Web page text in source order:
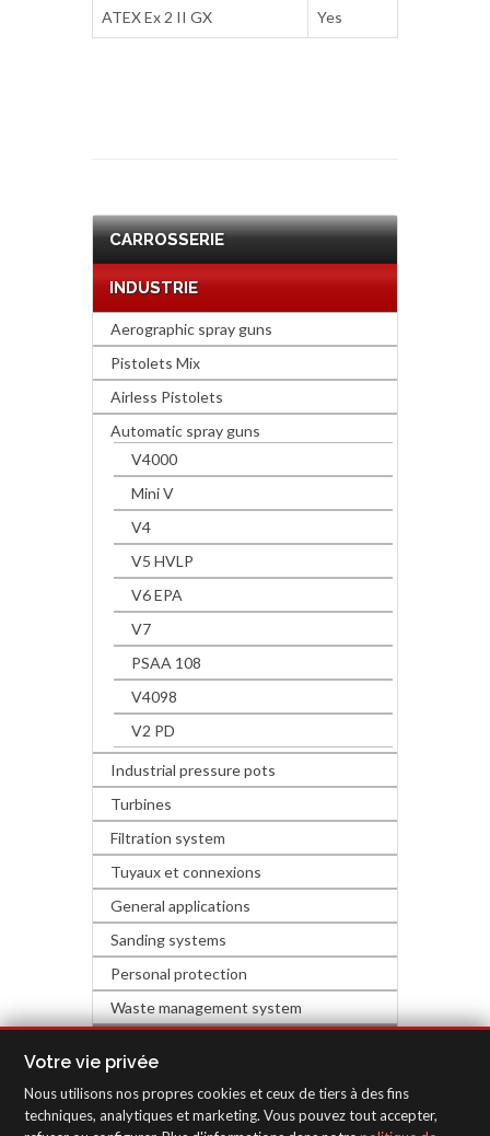
ATEX Ex 2 II GX Yes
CARROSSERIE
INDUSTRIE
Aerographic spray guns
Pistolets Mix
Airless Pistolets
Automatic spray guns
V4000
Mini V
V4
V5 HVLP
V6 EPA
V7
PSAA 108
V4098
V2 PD
Industrial pressure pots
Turbines
Filtration system
Tuyaux et connexions
General applications
Sanding systems
Personal protection
Waste management system
MATÉRIEL D'INSPECTION
Votre vie privée
Nous utilisons nos propres cookies et ceux de tiers à des fins
techniques, analytiques et marketing. Vous pouvez tout accepter,